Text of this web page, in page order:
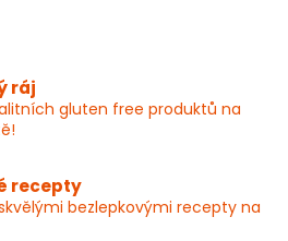
ráj
gluten free produktů na
recepty
bezlepkovými recepty na